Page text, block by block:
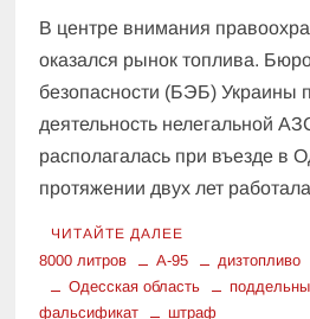
В центре внимания
оказался рынок топлива.
безопасности (БЭБ) Украины
деятельность нелегальной
располагалась при въезде в
протяжении двух лет
ЧИТАЙТЕ ДАЛЕЕ
8000 литров А-95 дизтопливо
Одесская область
фальсификат
штраф